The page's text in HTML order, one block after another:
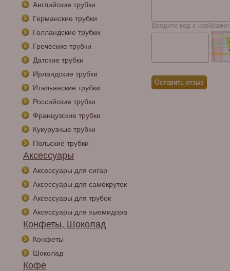
Английские трубки
Германские трубки
Голландские трубки
Греческие трубки
Датские трубки
Ирландские трубки
Итальянские трубки
Российские трубки
Французские трубки
Кукурузные трубки
Польские трубки
Аксессуары
Аксессуары для сигар
Аксессуары для самокруток
Аксессуары для трубок
Аксессуары для хьюмидора
Конфеты, Шоколад
Конфеты
Шоколад
Кофе
Введите код с